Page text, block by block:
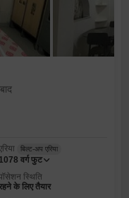
बिल्ट-अप एरिया
1078 वर्ग फुट
स्थिति
के लिए तैयार